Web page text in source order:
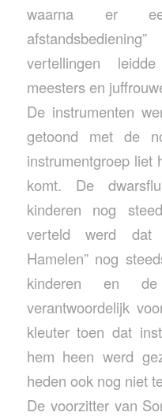
waarna er
vertellingen
meesters en
De instrumenten
getoond met de
instrumentgroep liet
komt. De
kinderen nog
verteld werd dat
Hamelen” nog
kinderen en
verantwoordelijk
kleuter toen dat
hem heen werd
heden ook nog niet
De voorzitter van